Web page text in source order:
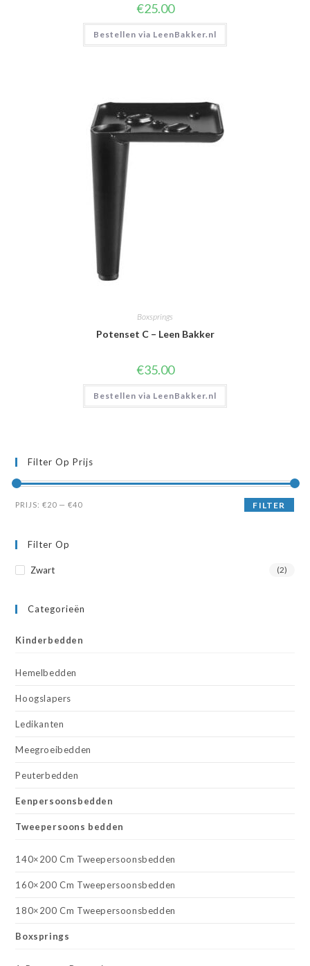
€25.00
Bestellen via LeenBakker.nl
Boxsprings
Potenset C – Leen Bakker
€35.00
Bestellen via LeenBakker.nl
Filter Op Prijs
Min.
Max.
FILTER
PRIJS:€20 —€40
Filter Op
Zwart (2)
Categorieën
Kinderbedden
Hemelbedden
Hoogslapers
Ledikanten
Meegroeibedden
Peuterbedden
Eenpersoonsbedden
Tweepersoons bedden
140×200 Cm Tweepersoonsbedden
160×200 Cm Tweepersoonsbedden
180×200 Cm Tweepersoonsbedden
Boxsprings